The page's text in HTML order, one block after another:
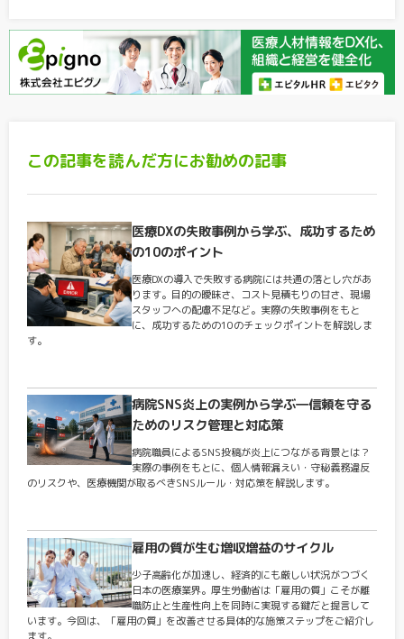
この記事を読んだ方にお勧めの記事
医療DXの失敗事例から学ぶ、成功するため
の10のポイント
医療DXの導入で失敗する病院には共通の落とし穴があ
ります。目的の曖昧さ、コスト見積もりの甘さ、現場
スタッフへの配慮不足など。実際の失敗事例をもと
に、成功するための10のチェックポイントを解説しま
す。
病院SNS炎上の実例から学ぶ―信頼を守る
ためのリスク管理と対応策
病院職員によるSNS投稿が炎上につながる背景とは？
実際の事例をもとに、個人情報漏えい・守秘義務違反
のリスクや、医療機関が取るべきSNSルール・対応策を解説します。
雇用の質が生む増収増益のサイクル
少子高齢化が加速し、経済的にも厳しい状況がつづく
日本の医療業界。厚生労働省は「雇用の質」こそが離
職防止と生産性向上を同時に実現する鍵だと提言して
います。今回は、「雇用の質」を改善させる具体的な施策ステップをご紹介し
ます。